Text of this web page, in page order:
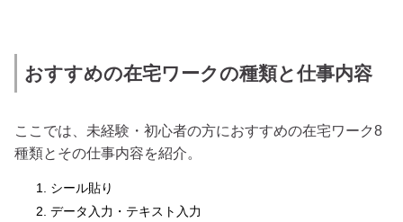
おすすめの在宅ワークの種類と仕事内容
ここでは、未経験・初心者の方におすすめの在宅ワーク8
種類とその仕事内容を紹介。
シール貼り
データ入力・テキスト入力